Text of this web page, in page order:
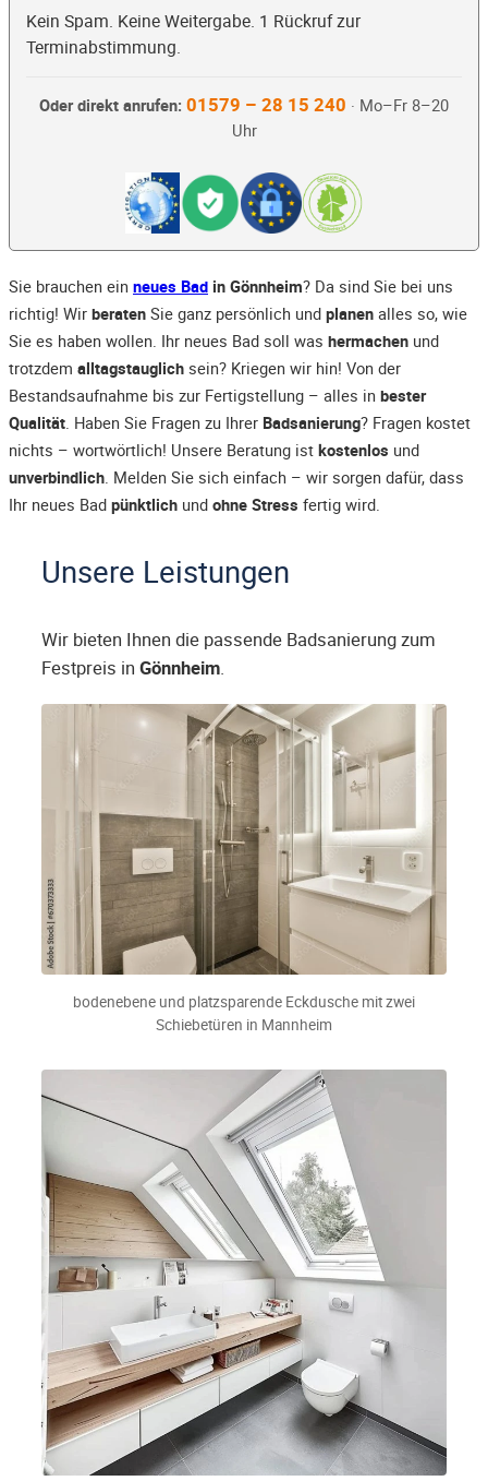
Kein Spam. Keine Weitergabe. 1 Rückruf zur
Terminabstimmung.
Oder direkt anrufen: 01579 – 28 15 240 · Mo–Fr 8–20
Uhr
Sie brauchen ein neues Bad in Gönnheim? Da sind Sie bei uns
richtig! Wir beraten Sie ganz persönlich und planen alles so, wie
Sie es haben wollen. Ihr neues Bad soll was hermachen und
trotzdem alltagstauglich sein? Kriegen wir hin! Von der
Bestandsaufnahme bis zur Fertigstellung – alles in bester
Qualität. Haben Sie Fragen zu Ihrer Badsanierung? Fragen kostet
nichts – wortwörtlich! Unsere Beratung ist kostenlos und
unverbindlich. Melden Sie sich einfach – wir sorgen dafür, dass
Ihr neues Bad pünktlich und ohne Stress fertig wird.
Unsere Leistungen
Wir bieten Ihnen die passende Badsanierung zum
Festpreis in Gönnheim.
bodenebene und platzsparende Eckdusche mit zwei
Schiebetüren in Mannheim